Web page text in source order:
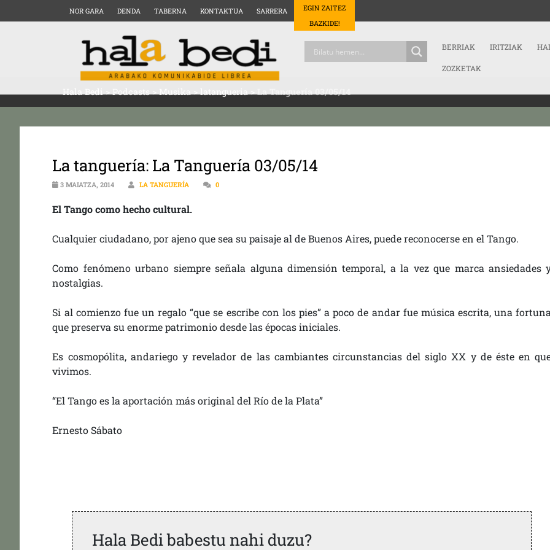
NOR GARA DENDA TABERNA KONTAKTUA SARRERA
EGIN ZAITEZ
BAZKIDE!
BERRIAK IRITZIAK
ZOZKETAK
Hala Bedi>Podcasts>Musika>latangueria>La Tanguería 03/05/14
La tanguería: La Tanguería 03/05/14
3 MAIATZA, 2014 LA TANGUERÍA 0
El Tango como hecho cultural.
Cualquier ciudadano, por ajeno que sea su paisaje al de Buenos Aires, puede reconocerse en el Tango.
Como fenómeno urbano siempre señala alguna dimensión temporal, a la vez que marca ansiedades
nostalgias.
Si al comienzo fue un regalo “que se escribe con los pies” a poco de andar fue música escrita, una
que preserva su enorme patrimonio desde las épocas iniciales.
Es cosmopólita, andariego y revelador de las cambiantes circunstancias del siglo XX y de éste en
vivimos.
“El Tango es la aportación más original del Río de la Plata”
Ernesto Sábato
Hala Bedi babestu nahi duzu?